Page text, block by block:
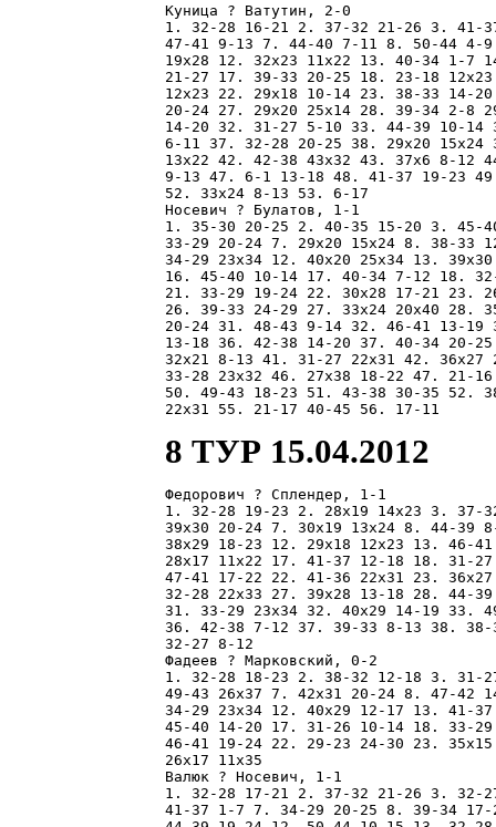
Куница ? Ватутин, 2-0
1. 32-28 16-21 2. 37-32 21-26 3. 41-
47-41 9-13 7. 44-40 7-11 8. 50-44 4-
19x28 12. 32x23 11x22 13. 40-34 1-7
21-27 17. 39-33 20-25 18. 23-18
12x23 22. 29x18 10-14 23. 38-33 14-
20-24 27. 29x20 25x14 28. 39-34 2-8
14-20 32. 31-27 5-10 33. 44-39 10-
6-11 37. 32-28 20-25 38. 29x20
13x22 42. 42-38 43x32 43. 37x6 8-12
9-13 47. 6-1 13-18 48. 41-37 19-23
52. 33x24 8-13 53. 6-17
Носевич ? Булатов, 1-1
1. 35-30 20-25 2. 40-35 15-20 3. 45-
33-29 20-24 7. 29x20 15x24 8. 38-33
34-29 23x34 12. 40x20 25x34 13.
16. 45-40 10-14 17. 40-34 7-12 18.
21. 33-29 19-24 22. 30x28 17-21 23.
26. 39-33 24-29 27. 33x24 20x40 28.
20-24 31. 48-43 9-14 32. 46-41 13-
13-18 36. 42-38 14-20 37. 40-34 20-
32x21 8-13 41. 31-27 22x31 42.
33-28 23x32 46. 27x38 18-22 47. 21-
50. 49-43 18-23 51. 43-38 30-35 52.
8 ТУР 15.04.2012
Федорович ? Сплендер, 1-1
1. 32-28 19-23 2. 28x19 14x23 3. 37-
39x30 20-24 7. 30x19 13x24 8. 44-39
38x29 18-23 12. 29x18 12x23 13. 46-
28x17 11x22 17. 41-37 12-18 18. 31-
47-41 17-22 22. 41-36 22x31 23.
32-28 22x33 27. 39x28 13-18 28. 44-
31. 33-29 23x34 32. 40x29 14-19 33.
36. 42-38 7-12 37. 39-33 8-13 38.
32-27 8-12
Фадеев ? Марковский, 0-2
1. 32-28 18-23 2. 38-32 12-18 3. 31-
49-43 26x37 7. 42x31 20-24 8. 47-42
34-29 23x34 12. 40x29 12-17 13. 41-
45-40 14-20 17. 31-26 10-14 18. 33-
46-41 19-24 22. 29-23 24-30 23.
26x17 11x35
Валюк ? Носевич, 1-1
1. 32-28 17-21 2. 37-32 21-26 3. 32-
41-37 1-7 7. 34-29 20-25 8. 39-34